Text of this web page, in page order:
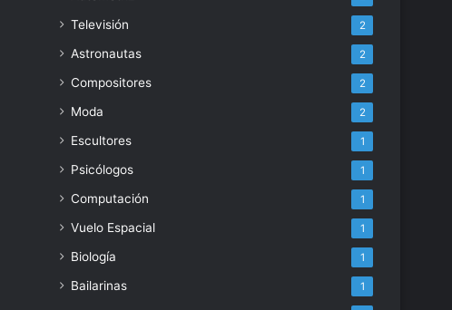
Televisión 2
Astronautas 2
Compositores 2
Moda 2
Escultores 1
Psicólogos 1
Computación 1
Vuelo Espacial 1
Biología 1
Bailarinas 1